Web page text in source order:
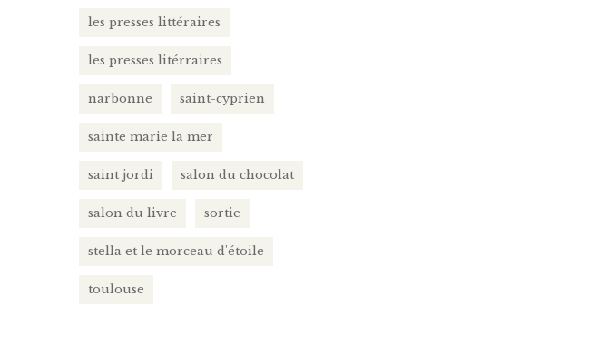
les presses littéraires
les presses litérraires
narbonne saint-cyprien
sainte marie la mer
saint jordi salon du chocolat
salon du livre sortie
stella et le morceau d'étoile
toulouse